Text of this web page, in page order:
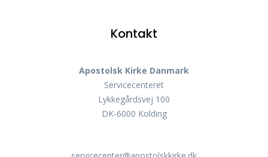
Kontakt
Apostolsk Kirke Danmark
Servicecenteret
Lykkegårdsvej 100
DK-6000 Kolding